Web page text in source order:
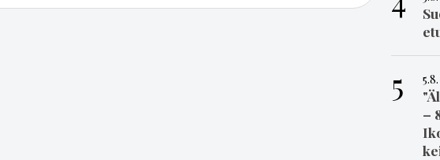
5
–